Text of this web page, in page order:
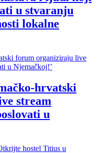
u stvaranju
lokalne
hrvatski
stream
u